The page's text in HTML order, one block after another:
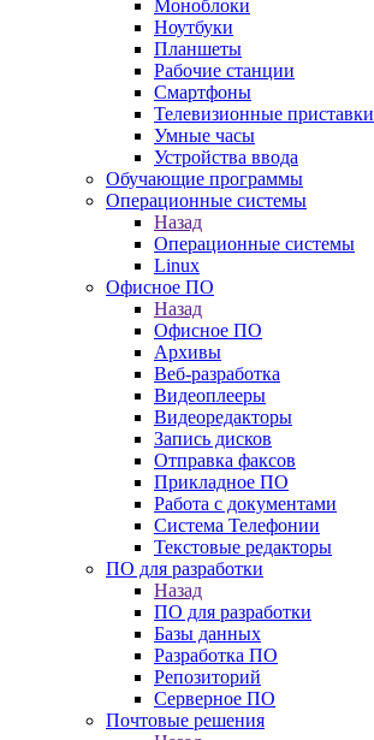
Моноблоки
Ноутбуки
Планшеты
Рабочие станции
Смартфоны
Телевизионные приставки
Умные часы
Устройства ввода
Обучающие программы
Операционные системы
Назад
Операционные системы
Linux
Офисное ПО
Назад
Офисное ПО
Архивы
Веб-разработка
Видеоплееры
Видеоредакторы
Запись дисков
Отправка факсов
Прикладное ПО
Работа с документами
Система Телефонии
Текстовые редакторы
ПО для разработки
Назад
ПО для разработки
Базы данных
Разработка ПО
Репозиторий
Серверное ПО
Почтовые решения